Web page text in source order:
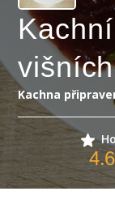
višních
Kachna
4.6